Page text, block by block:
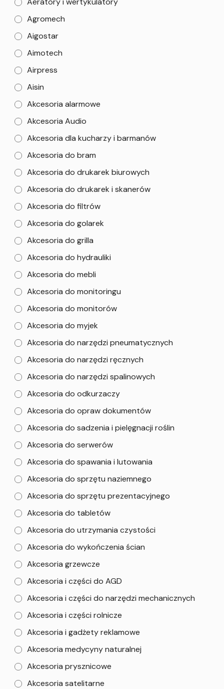
Agromech
Aigostar
Aimotech
Airpress
Aisin
Akcesoria alarmowe
Akcesoria Audio
Akcesoria dla kucharzy i barmanów
Akcesoria do bram
Akcesoria do drukarek biurowych
Akcesoria do drukarek i skanerów
Akcesoria do filtrów
Akcesoria do golarek
Akcesoria do grilla
Akcesoria do hydrauliki
Akcesoria do mebli
Akcesoria do monitoringu
Akcesoria do monitorów
Akcesoria do myjek
Akcesoria do narzędzi pneumatycznych
Akcesoria do narzędzi ręcznych
Akcesoria do narzędzi spalinowych
Akcesoria do odkurzaczy
Akcesoria do opraw dokumentów
Akcesoria do sadzenia i pielęgnacji roślin
Akcesoria do serwerów
Akcesoria do spawania i lutowania
Akcesoria do sprzętu naziemnego
Akcesoria do sprzętu prezentacyjnego
Akcesoria do tabletów
Akcesoria do utrzymania czystości
Akcesoria do wykończenia ścian
Akcesoria grzewcze
Akcesoria i części do AGD
Akcesoria i części do narzędzi mechanicznych
Akcesoria i części rolnicze
Akcesoria i gadżety reklamowe
Akcesoria medycyny naturalnej
Akcesoria prysznicowe
Akcesoria satelitarne